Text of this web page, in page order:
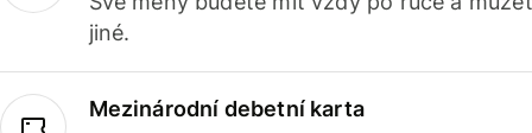
jiné.
Mezinárodní debetní karta